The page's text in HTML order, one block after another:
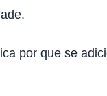
por que se